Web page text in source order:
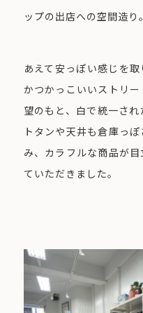
ップの出店への空間造り。
あえて安っぽい感じを
かつかっこいいストリ
望のもと、白で統一さ
トタンや天井も倉庫っ
み、カラフルな商品が
ていただきました。